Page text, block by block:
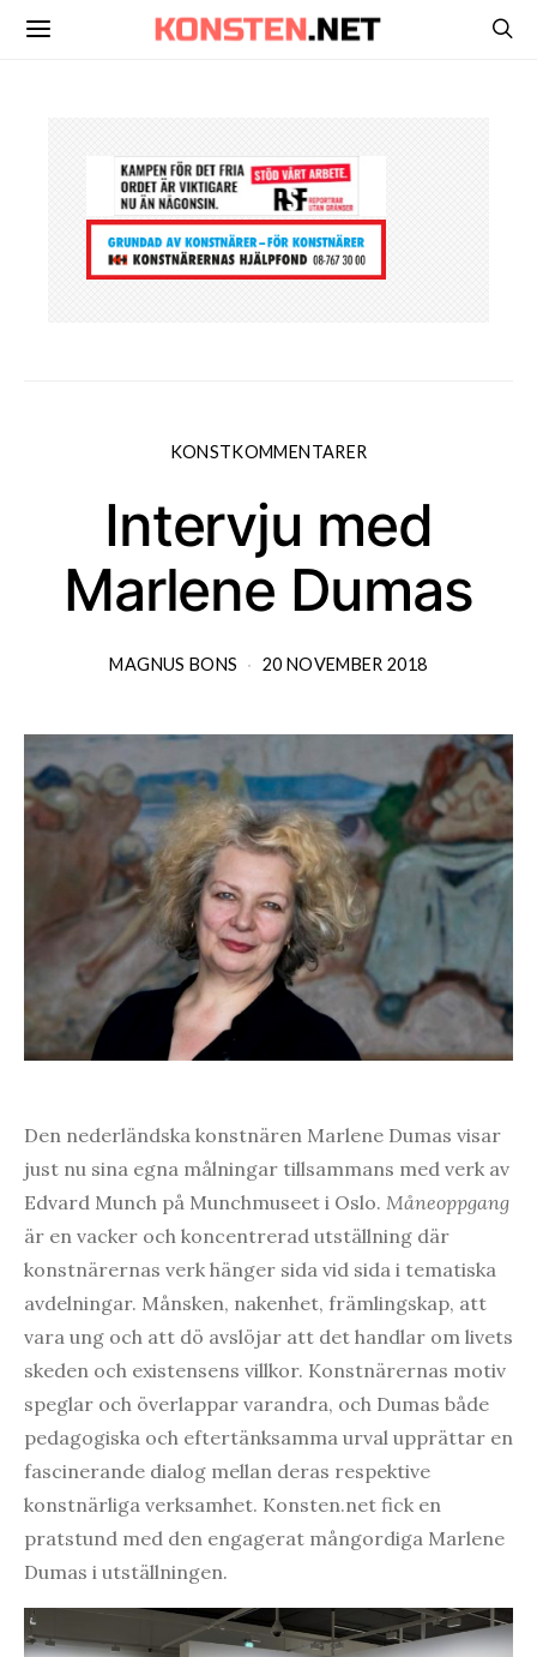
KONSTKOMMENTARER
Intervju med
Marlene Dumas
MAGNUS BONS 20 NOVEMBER 2018
Den nederländska konstnären Marlene Dumas visar
just nu sina egna målningar tillsammans med verk av
Edvard Munch på Munchmuseet i Oslo. Måneoppgang
är en vacker och koncentrerad utställning där
konstnärernas verk hänger sida vid sida i tematiska
avdelningar. Månsken, nakenhet, främlingskap, att
vara ung och att dö avslöjar att det handlar om livets
skeden och existensens villkor. Konstnärernas motiv
speglar och överlappar varandra, och Dumas både
pedagogiska och eftertänksamma urval upprättar en
fascinerande dialog mellan deras respektive
konstnärliga verksamhet. Konsten.net fick en
pratstund med den engagerat mångordiga Marlene
Dumas i utställningen.